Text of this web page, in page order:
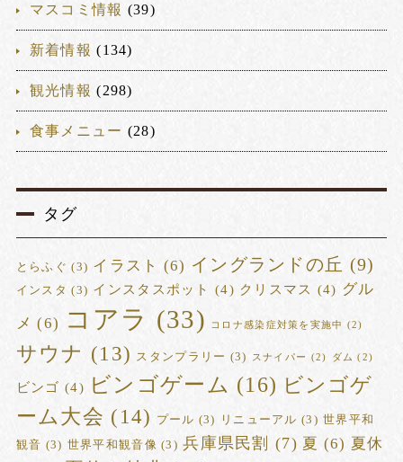
マスコミ情報 (39)
新着情報 (134)
観光情報 (298)
食事メニュー (28)
タグ
とらふぐ (3) イラスト (6) イングランドの丘 (9)
インスタ (3) インスタスポット (4) クリスマス (4) グル
メ (6) コアラ (33) コロナ感染症対策を実施中 (2)
サウナ (13) スタンプラリー (3) スナイパー (2) ダム (2)
ビンゴ (4) ビンゴゲーム (16) ビンゴゲ
ーム大会 (14) プール (3) リニューアル (3) 世界平和
観音 (3) 世界平和観音像 (3) 兵庫県民割 (7) 夏 (6) 夏休